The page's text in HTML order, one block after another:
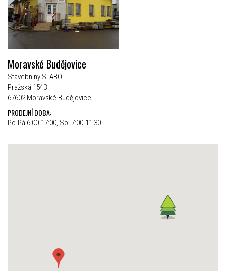
Moravské Budějovice
Stavebniny STABO
Pražská 1543
67602 Moravské Budějovice
PRODEJNÍ DOBA:
Po-Pá 6:00-17:00, So: 7:00-11:30